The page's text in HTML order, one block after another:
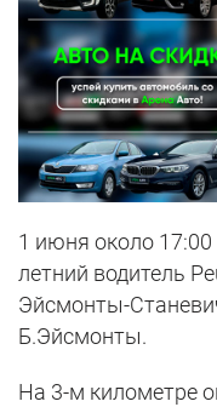
1 июня около
летний водитель
Эйсмонты-
Б.Эйсмонты.
На 3-м километре